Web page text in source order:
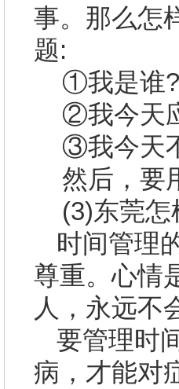
事。那么怎
题:
①我是谁?
②我今天
③我今天
然后，要
(3)东莞
时间管理
尊重。心情
人，永远不
要管理时
病，才能对